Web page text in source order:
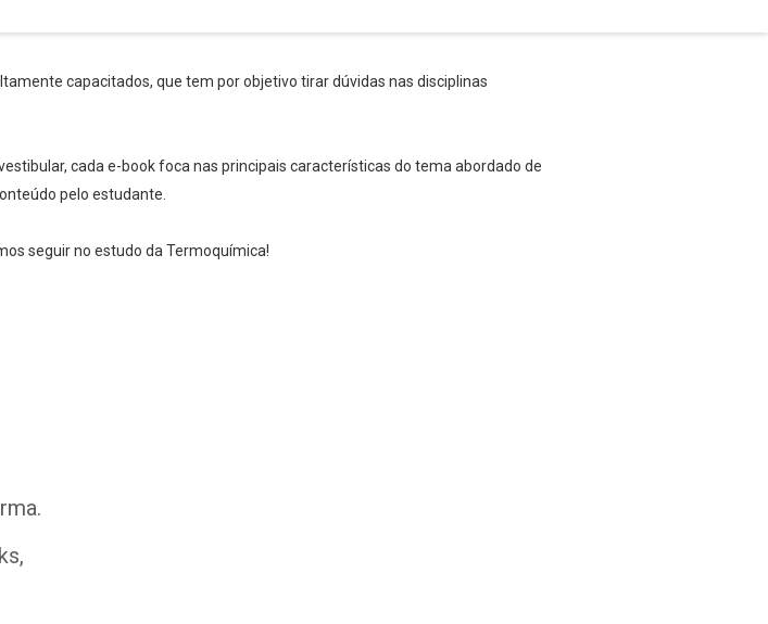
capacitados, que tem por objetivo tirar dúvidas nas disciplinas
cada e-book foca nas principais características do tema abordado de
pelo estudante.
seguir no estudo da Termoquímica!